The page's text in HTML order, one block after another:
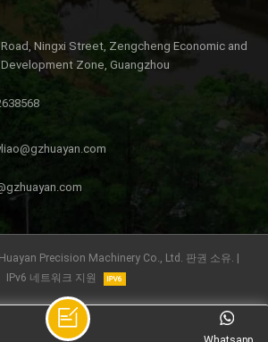
Ningxi Street, Zengcheng Economic and
Zone, Guangzhou
Precision Machinery Co., Ltd. 판권 소유. |
IPv6 네트워크 지원